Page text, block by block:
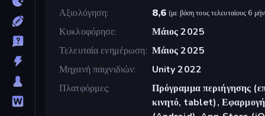
Αξιολόγηση
8,6 (με βάση τους τελευταίους 6
Κυκλοφόρησε
Μάιος 2025
Τελευταία ενημέρωση Μάιος 2025
Μηχανή παιχνιδιών
Unity 2022
Πλατφόρμες
Πρόγραμμα περιήγησης
κινητό, tablet),